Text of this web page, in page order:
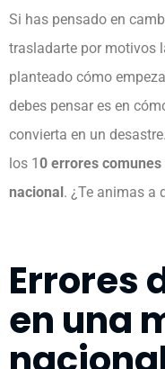
Si has pensado en
trasladarte por motivos
planteado cómo
debes pensar es en
convierta en un
los 10 errores
nacional. ¿Te animas a
Errores
en una